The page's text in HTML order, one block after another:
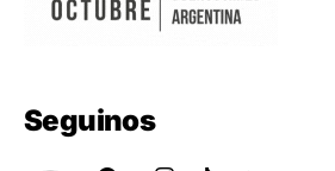
Seguinos